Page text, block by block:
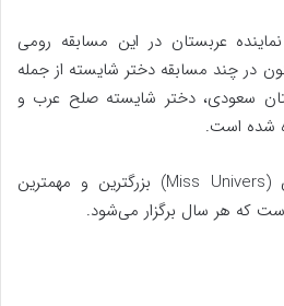
عربستان در این مسابقه رومی
در چند مسابقه دختر شایسته از جمله
سعودی، دختر شایسته صلح عرب و
شده است.
مسابقه دختر شایسته جهان (Miss Univers) بزرگترین و مهمترین
که هر سال برگزار می‌شود.